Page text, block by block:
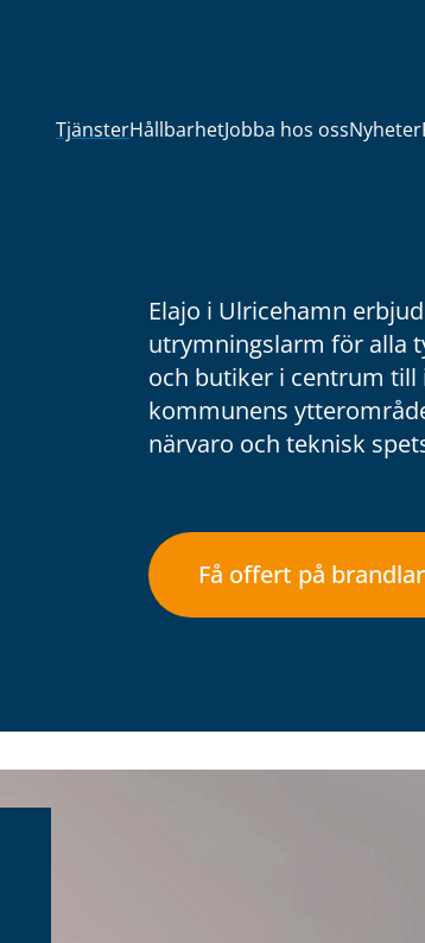
TjänsterHållbarhetJobba hos ossNyheter
Elajo i Ulricehamn
utrymningslarm för alla
och butiker i centrum till
kommunens
närvaro och teknisk
Få offert på